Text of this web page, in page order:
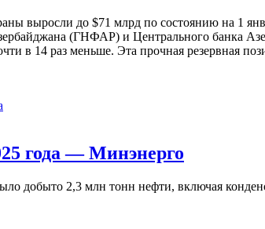
выросли до $71 млрд по состоянию на 1
(ГНФАР) и Центрального банка
в 14 раз меньше. Эта прочная резервная
года — Минэнерго
добыто 2,3 млн тонн нефти, включая